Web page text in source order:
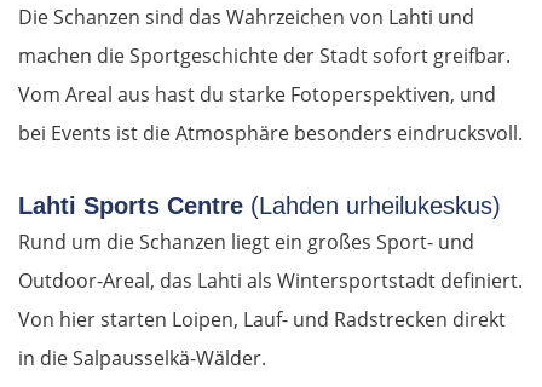
Die Schanzen sind das Wahrzeichen von Lahti und
machen die Sportgeschichte der Stadt sofort greifbar.
Vom Areal aus hast du starke Fotoperspektiven, und
bei Events ist die Atmosphäre besonders eindrucksvoll.
Lahti Sports Centre (Lahden urheilukeskus)
Rund um die Schanzen liegt ein großes Sport- und
Outdoor-Areal, das Lahti als Wintersportstadt definiert.
Von hier starten Loipen, Lauf- und Radstrecken direkt
in die Salpausselkä-Wälder.
Nitra
Esztergom
Budapest
Jászberény